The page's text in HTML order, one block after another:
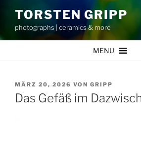
Inhalt
springen
TORSTEN GRIPP
photographs | ceramics & more
MENU
VERÖFFENTLICHT
AM
MÄRZ 20, 2026 VON GRIPP
Das Gefäß im